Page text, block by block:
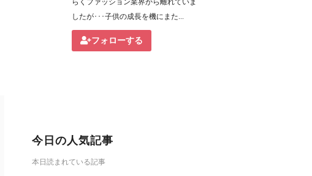
らくファッション業界から離れていま
したが･･･子供の成長を機にまた...
フォローする
今日の人気記事
本日読まれている記事